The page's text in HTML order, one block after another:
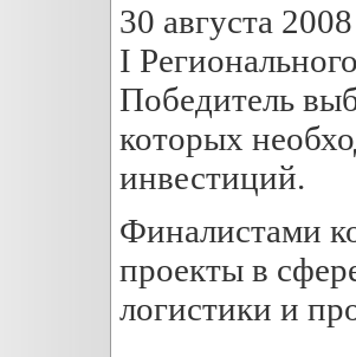
30 августа
I
Победитель
которых
инвестиций.
Финалистами
проекты в
логистики и